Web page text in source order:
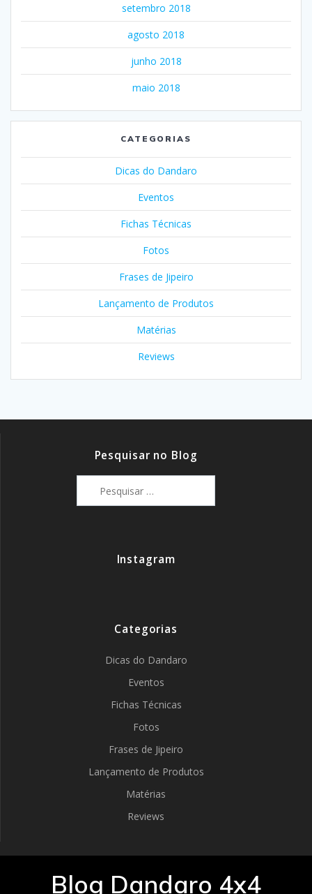
setembro 2018
agosto 2018
junho 2018
maio 2018
CATEGORIAS
Dicas do Dandaro
Eventos
Fichas Técnicas
Fotos
Frases de Jipeiro
Lançamento de Produtos
Matérias
Reviews
Pesquisar no Blog
Instagram
Categorias
Dicas do Dandaro
Eventos
Fichas Técnicas
Fotos
Frases de Jipeiro
Lançamento de Produtos
Matérias
Reviews
Blog Dandaro 4x4